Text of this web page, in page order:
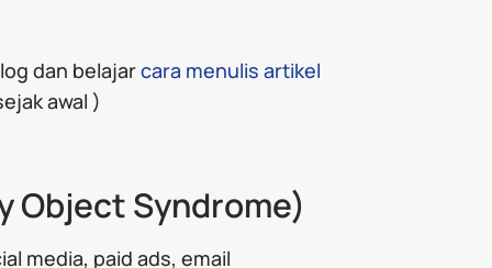
dan belajarcara menulis artikel
awal )
Object Syndrome)
media, paid ads, email